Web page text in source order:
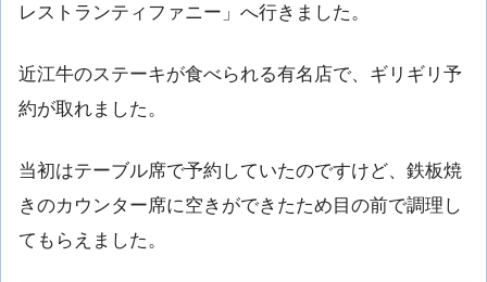
レストランティファニー」へ行きました。
近江牛のステーキが食べられる有名店で、ギリギリ予
約が取れました。
当初はテーブル席で予約していたのですけど、鉄板焼
きのカウンター席に空きができたため目の前で調理し
てもらえました。